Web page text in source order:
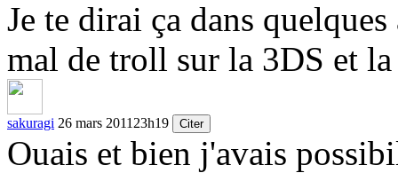
Je te dirai ça dans
mal de troll sur la 3DS et
sakuragi 26 mars 2011 23h19 Citer
Ouais et bien j'avais